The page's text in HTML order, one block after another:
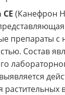
СЕ (Канефрон
препараты с
Состав
растительных